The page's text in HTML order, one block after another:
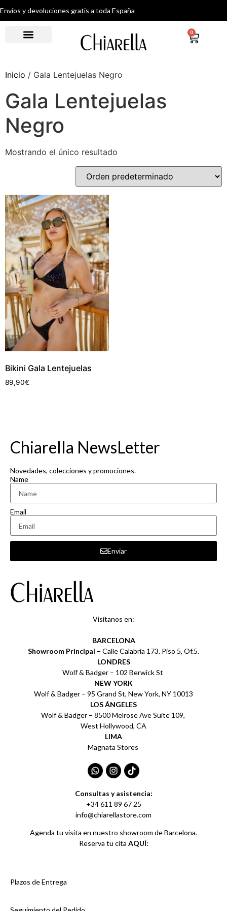
Envíos y devoluciones gratis a toda España
0
Inicio / Gala Lentejuelas Negro
Gala Lentejuelas
Negro
Mostrando el único resultado
Bikini Gala Lentejuelas
89,90€
Chiarella NewsLetter
Novedades, colecciones y promociones.
Name
Email
Enviar
Visítanos en:
BARCELONA
Showroom Principal – Calle Calabria 173. Piso 5, Of.5.
LONDRES
Wolf & Badger – 102 Berwick St
NEW YORK
Wolf & Badger – 95 Grand St, New York, NY 10013
LOS ÁNGELES
Wolf & Badger – 8500 Melrose Ave Suite 109,
West Hollywood, CA
LIMA
Magnata Stores
Consultas y asistencia:
+34 611 89 67 25
info@chiarellastore.com
Agenda tu visita en nuestro showroom de Barcelona.
Reserva tu cita AQUÍ:
Plazos de Entrega